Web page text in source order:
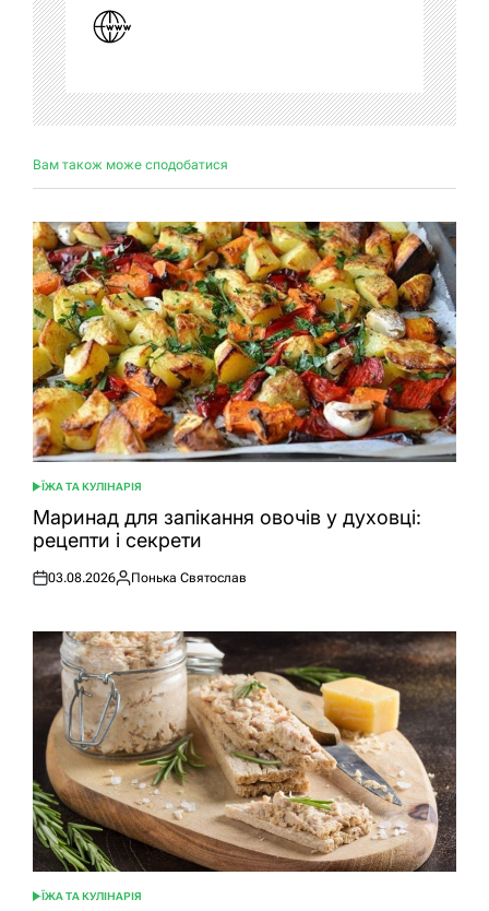
Вам також може сподобатися
ОПУБЛІКУВАТИ
У
ЇЖА ТА КУЛІНАРІЯ
Маринад для запікання овочів у духовці:
рецепти і секрети
Оприлюднено
03.08.2026
Опубліковано
Понька Святослав
ОПУБЛІКУВАТИ
ЇЖА ТА КУЛІНАРІЯ